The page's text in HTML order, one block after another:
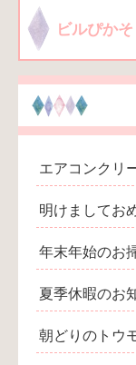
ビルぴかそ
エアコンクリ
明けましてお
年末年始のお
夏季休暇のお
朝どりのトウ